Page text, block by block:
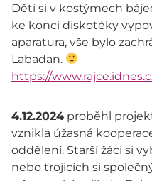
Děti si v kostýmech
ke konci diskotéky
aparatura, vše bylo
Labadan.
https://
4.12.2024 proběhl
vznikla úžasná
oddělení. Starší žáci si
nebo trojicích si